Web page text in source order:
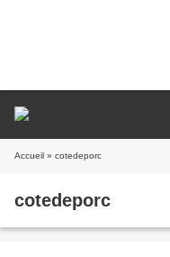
Accueil » cotedeporc
cotedeporc